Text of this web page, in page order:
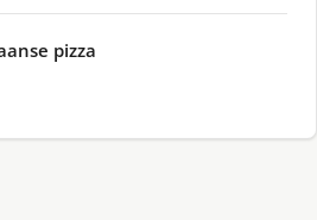
pizza